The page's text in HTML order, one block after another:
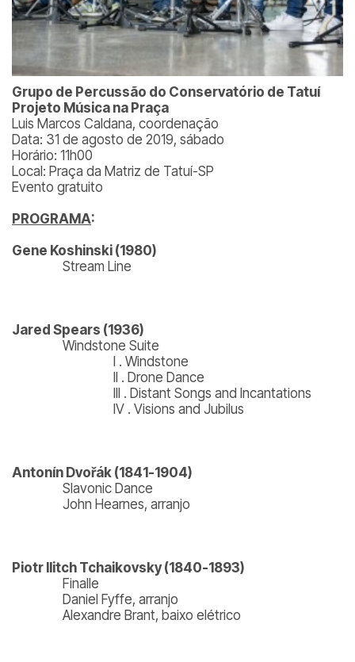
Grupo de Percussão do Conservatório de Tatuí
Projeto Música na Praça
Luis Marcos Caldana, coordenação
Data: 31 de agosto de 2019, sábado
Horário: 11h00
Local: Praça da Matriz de Tatuí-SP
Evento gratuito
PROGRAMA:
Gene Koshinski (1980)
Stream Line
Jared Spears (1936)
Windstone Suite
I . Windstone
II . Drone Dance
III . Distant Songs and Incantations
IV . Visions and Jubilus
Antonín Dvořák (1841-1904)
Slavonic Dance
John Hearnes, arranjo
Piotr Ilitch Tchaikovsky (1840-1893)
Finalle
Daniel Fyffe, arranjo
Alexandre Brant, baixo elétrico